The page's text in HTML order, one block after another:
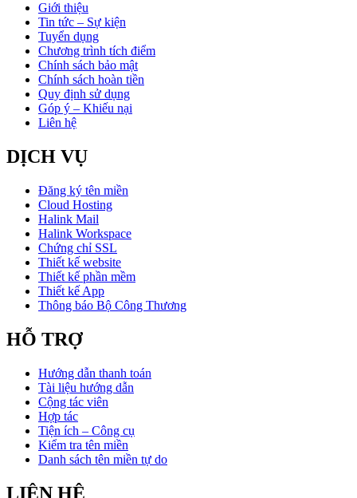
Giới thiệu
Tin tức – Sự kiện
Tuyển dụng
Chương trình tích điểm
Chính sách bảo mật
Chính sách hoàn tiền
Quy định sử dụng
Góp ý – Khiếu nại
Liên hệ
DỊCH VỤ
Đăng ký tên miền
Cloud Hosting
Halink Mail
Halink Workspace
Chứng chỉ SSL
Thiết kế website
Thiết kế phần mềm
Thiết kế App
Thông báo Bộ Công Thương
HỖ TRỢ
Hướng dẫn thanh toán
Tài liệu hướng dẫn
Cộng tác viên
Hợp tác
Tiện ích – Công cụ
Kiểm tra tên miền
Danh sách tên miền tự do
LIÊN HỆ